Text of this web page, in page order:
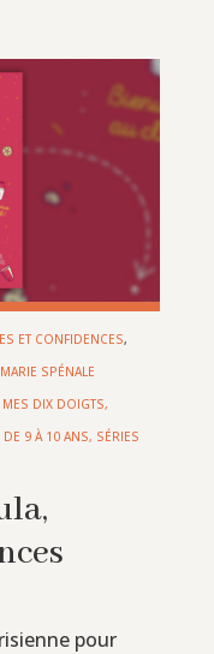
ET CONFIDENCES,
SPÉNALE
MES DIX DOIGTS,
DE 9 À 10 ANS, SÉRIES
pour